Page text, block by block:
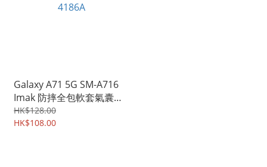
Galaxy A71 5G SM-A716
Imak 防摔全包軟套氣囊版
保護軟套 手機軟殼Case
4186A
HK$128.00
HK$108.00